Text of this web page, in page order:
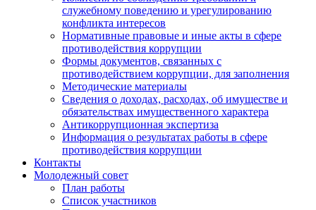
служебному поведению и урегулированию
конфликта интересов
Нормативные правовые и иные акты в сфере
противодействия коррупции
Формы документов, связанных с
противодействием коррупции, для заполнения
Методические материалы
Сведения о доходах, расходах, об имуществе и
обязательствах имущественного характера
Антикоррупционная экспертиза
Информация о результатах работы в сфере
противодействия коррупции
Контакты
Молодежный совет
План работы
Список участников